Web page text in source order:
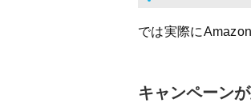
では実際に
キャンペーン